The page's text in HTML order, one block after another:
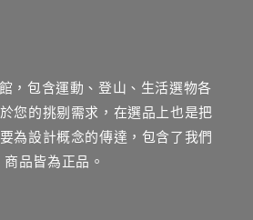
，包含運動、登山、生活選物各
您的挑剔需求，在選品上也是把
為設計概念的傳達，包含了我們
品皆為正品。